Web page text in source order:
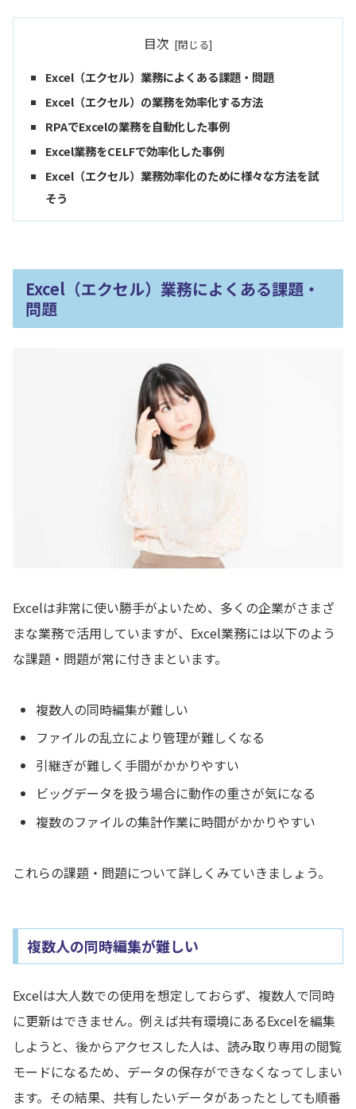
目次
Excel（エクセル）業務によくある課題・問題
Excel（エクセル）の業務を効率化する方法
RPAでExcelの業務を自動化した事例
Excel業務をCELFで効率化した事例
Excel（エクセル）業務効率化のために様々な方法を試
そう
Excel（エクセル）業務によくある課題・
問題
Excelは非常に使い勝手がよいため、多くの企業がさまざ
まな業務で活用していますが、Excel業務には以下のよう
な課題・問題が常に付きまといます。
複数人の同時編集が難しい
ファイルの乱立により管理が難しくなる
引継ぎが難しく手間がかかりやすい
ビッグデータを扱う場合に動作の重さが気になる
複数のファイルの集計作業に時間がかかりやすい
これらの課題・問題について詳しくみていきましょう。
複数人の同時編集が難しい
Excelは大人数での使用を想定しておらず、複数人で同時
に更新はできません。例えば共有環境にあるExcelを編集
しようと、後からアクセスした人は、読み取り専用の閲覧
モードになるため、データの保存ができなくなってしまい
ます。その結果、共有したいデータがあったとしても順番